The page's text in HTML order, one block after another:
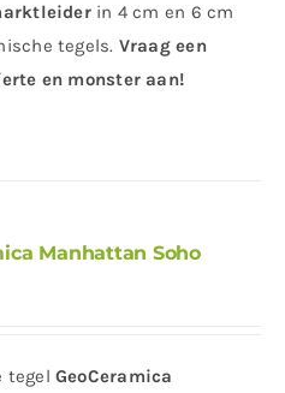
in 4 cm en 6 cm
tegels. Vraag een
en monster aan!
Manhattan Soho
tegel GeoCeramica